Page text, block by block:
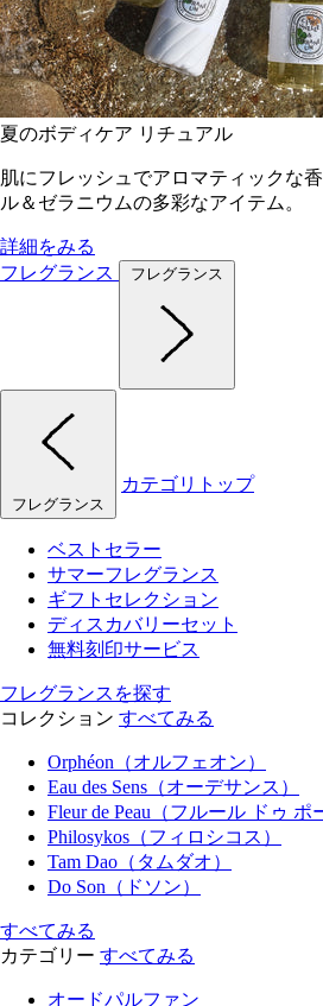
夏のボディケア リチュアル
肌にフレッシュでアロマティックな
ル＆ゼラニウムの多彩なアイテム。
詳細をみる
フレグランス
フレグランス
フレグランス
カテゴリトップ
ベストセラー
サマーフレグランス
ギフトセレクション
ディスカバリーセット
無料刻印サービス
フレグランスを探す
コレクション すべてみる
Orphéon（オルフェオン）
Eau des Sens（オーデサンス）
Fleur de Peau（フルール ドゥ ポ
Philosykos（フィロシコス）
Tam Dao（タムダオ）
Do Son（ドソン）
すべてみる
カテゴリー すべてみる
オードパルファン